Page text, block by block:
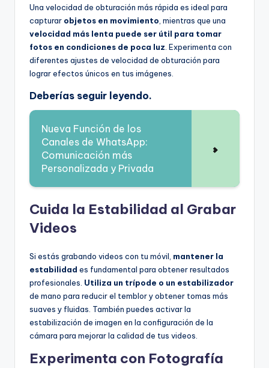
Una velocidad de obturación más rápida es ideal para
capturar objetos en movimiento , mientras que una
velocidad más lenta puede ser útil para tomar
fotos en condiciones de poca luz . Experimenta con
diferentes ajustes de velocidad de obturación para
lograr efectos únicos en tus imágenes.
Deberías seguir leyendo.
Nueva Función de los
Canales de WhatsApp:
Comunicación más
Personalizada y Privada
Cuida la Estabilidad al Grabar
Videos
Si estás grabando videos con tu móvil, mantener la
estabilidad es fundamental para obtener resultados
profesionales. Utiliza un trípode o un estabilizador
de mano para reducir el temblor y obtener tomas más
suaves y fluidas. También puedes activar la
estabilización de imagen en la configuración de la
cámara para mejorar la calidad de tus videos.
Experimenta con Fotografía